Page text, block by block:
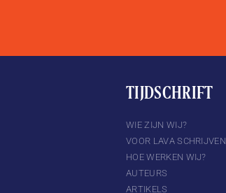
TIJDSCHRIFT
WIE ZIJN WIJ?
VOOR LAVA SCHRIJVEN
HOE WERKEN WIJ?
AUTEURS
ARTIKELS